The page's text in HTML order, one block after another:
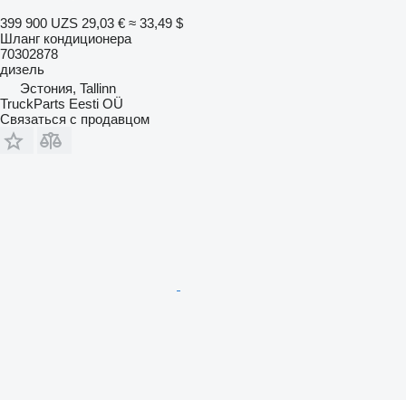
399 900 UZS 29,03 € ≈ 33,49 $
Шланг кондиционера
70302878
дизель
Эстония, Tallinn
TruckParts Eesti OÜ
Связаться с продавцом